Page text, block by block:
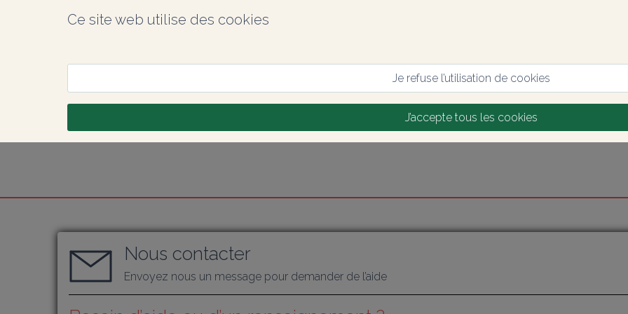
Ce site web utilise des cookies
Je refuse l’utilisation de cookies
J’accepte tous les cookies
Nous contacter
Envoyez nous un message pour demander de l’aide